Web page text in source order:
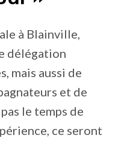
à Blainville,
délégation
mais aussi de
et de
le temps de
ce seront